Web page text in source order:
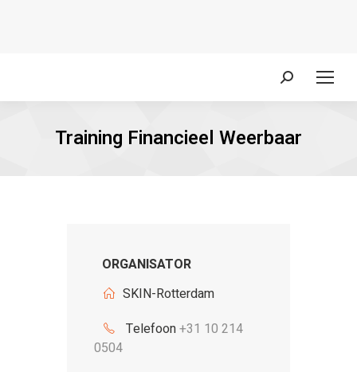
Zoeken:
Training Financieel Weerbaar
ORGANISATOR
SKIN-Rotterdam
Telefoon+31 10 214
0504